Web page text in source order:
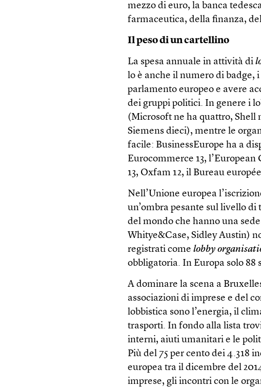
mezzo di euro, la banca
farmaceutica, della finanza,
Il peso di un cartellino
La spesa annuale in attività di
lo è anche il numero di
parlamento europeo e avere
dei gruppi politici. In genere i
(Microsoft ne ha quattro, Shell
Siemens dieci), mentre le
facile: BusinessEurope ha a
Eurocommerce 13,
13, Oxfam 12, il Bureau
Nell’Unione europea
un’ombra pesante sul livello
del mondo che hanno una
Whitye&Case, Sidley Austin)
registrati comelobby
obbligatoria. In Europa solo 88
A dominare la scena a
associazioni di imprese e del
lobbistica sono l’energia, il
trasporti. In fondo alla lista
interni, aiuti umanitari e le
Più del 75 per cento dei 4.318
europea tra il dicembre del
imprese, gli incontri con le